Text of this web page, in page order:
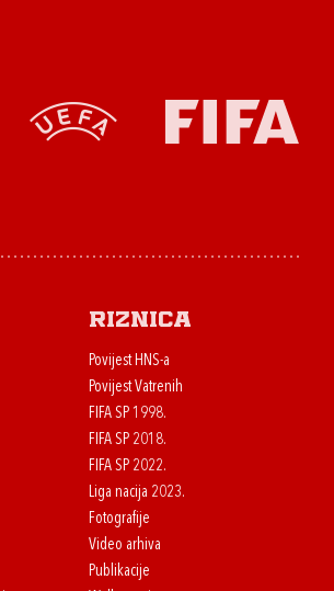
Riznica
Povijest HNS-a
Povijest Vatrenih
FIFA SP 1998.
FIFA SP 2018.
FIFA SP 2022.
Liga nacija 2023.
Fotografije
Video arhiva
Publikacije